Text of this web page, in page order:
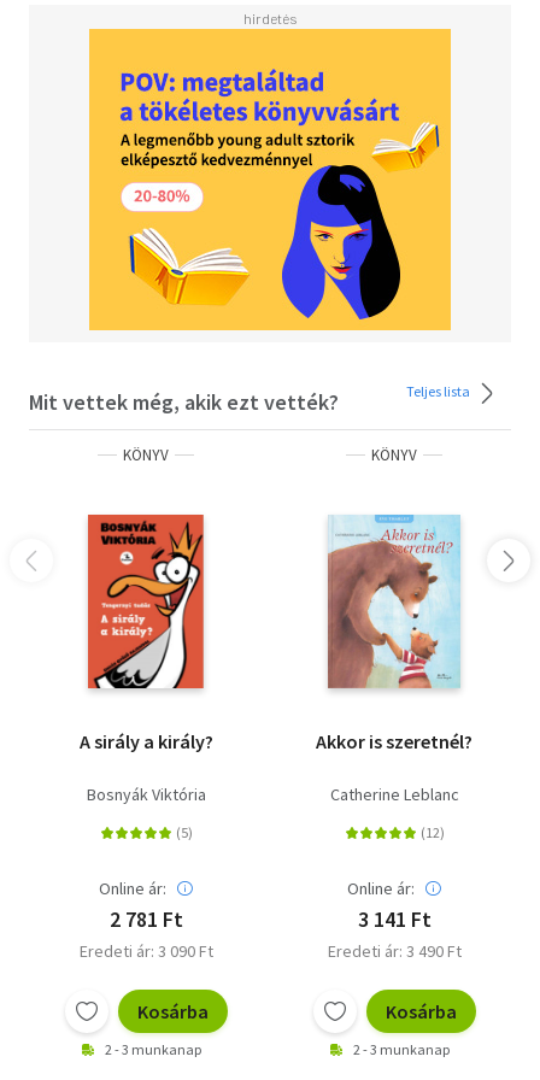
Mit vettek még, akik ezt vették? Teljes lista
KÖNYV
A sirály a király?
Bosnyák Viktória
Online ár:
2 781 Ft
Eredeti ár: 3 090 Ft
Kosárba
2 - 3 munkanap
KÖNYV
Akkor is szeretnél?
Catherine Leblanc
Online ár:
3 141 Ft
Eredeti ár: 3 490 Ft
Kosárba
2 - 3 munkanap